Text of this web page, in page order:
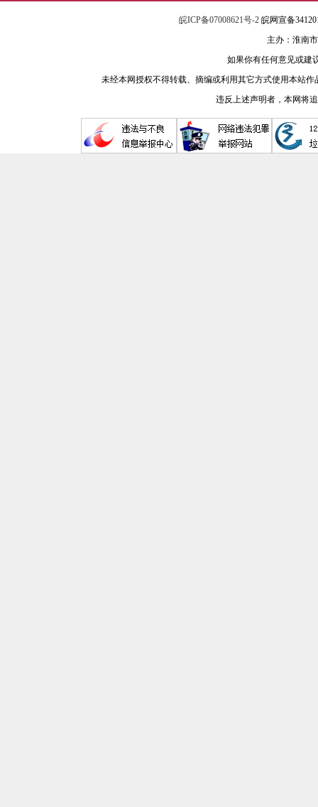
皖ICP备07008621号-2 皖网宣备
主办：淮南
如果你有任何意见或建
未经本网授权不得转载、摘编或利用其它方式使用本站
违反上述声明者，本网将